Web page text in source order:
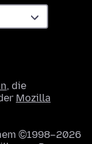
, die
Mozilla
©1998–2026